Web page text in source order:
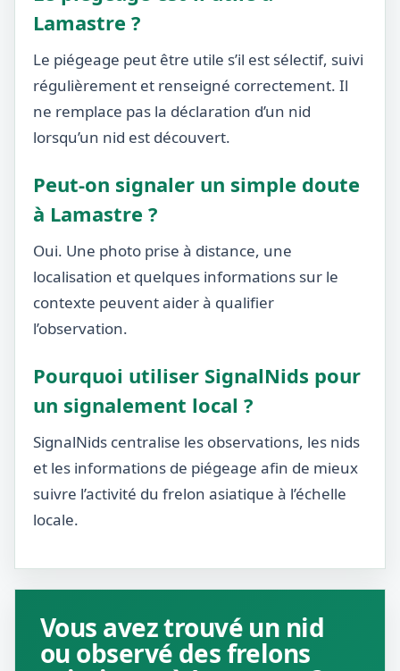
Lamastre ?
Le piégeage peut être utile s’il est sélectif, suivi
régulièrement et renseigné correctement. Il
ne remplace pas la déclaration d’un nid
lorsqu’un nid est découvert.
Peut-on signaler un simple doute
à Lamastre ?
Oui. Une photo prise à distance, une
localisation et quelques informations sur le
contexte peuvent aider à qualifier
l’observation.
Pourquoi utiliser SignalNids pour
un signalement local ?
SignalNids centralise les observations, les nids
et les informations de piégeage afin de mieux
suivre l’activité du frelon asiatique à l’échelle
locale.
Vous avez trouvé un nid
ou observé des frelons